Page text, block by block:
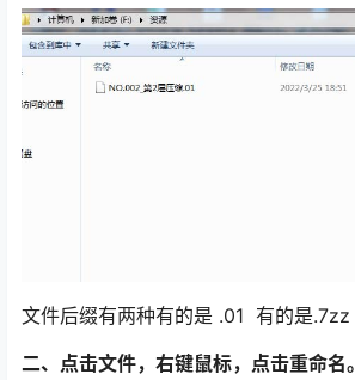
文件后缀有两种有的是 .01 有的是.7zz
二、点击文件，右键鼠标，点击重命名。